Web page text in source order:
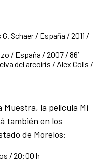
Schaer / España / 2011 /
/ España / 2007 / 86’
del arcoíris / Alex Colls /
Muestra, la película Mi
también en los
de Morelos:
/ 20:00 h